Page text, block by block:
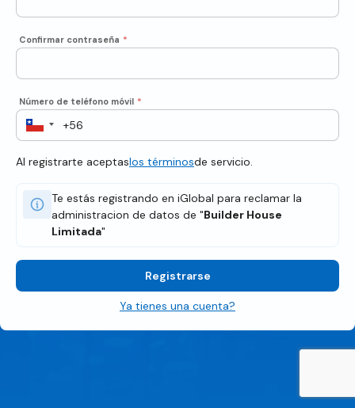
Confirmar contraseña *
Número de teléfono móvil *
Al registrarte aceptaslos términosde servicio.
Te estás registrando en iGlobal para reclamar la
administracion de datos de "Builder House
Limitada"
Registrarse
Ya tienes una cuenta?